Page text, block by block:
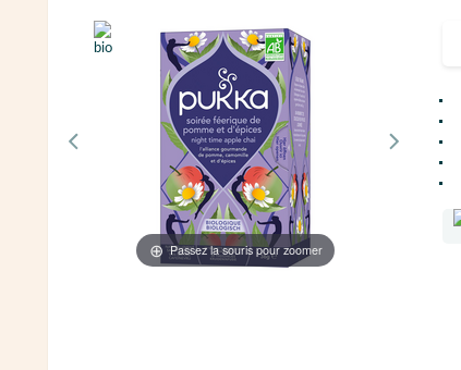
Passez la souris pour zoomer